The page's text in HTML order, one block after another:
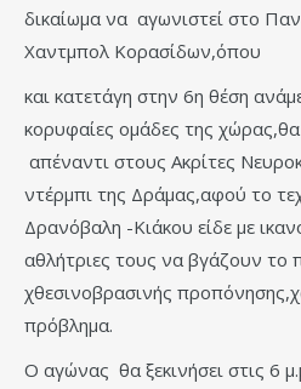
δικαίωμα να αγωνιστεί στο
Χαντμπολ Κορασίδων,όπου
και κατετάγη στην 6η θέση
κορυφαίες ομάδες της
απέναντι στους Ακρίτες
ντέρμπι της Δράμας,αφού το
Δρανόβαλη -Κιάκου είδε με
αθλήτριες τους να βγάζουν το
χθεσινοβρασινής
πρόβλημα.
Ο αγώνας θα ξεκινήσει στις 6